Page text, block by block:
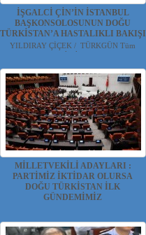
İŞGALCİ ÇİN’İN İSTANBUL
BAŞKONSOLOSUNUN DOĞU
TÜRKİSTAN’A HASTALIKLI BAKIŞI
YILDIRAY ÇİÇEK / TÜRKGÜN Tüm
zalimle...
MİLLETVEKİLİ ADAYLARI :
PARTİMİZ İKTİDAR OLURSA
DOĞU TÜRKİSTAN İLK
GÜNDEMİMİZ